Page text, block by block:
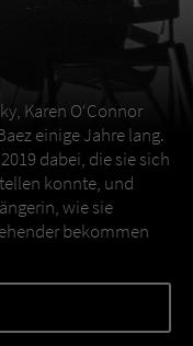
Karen O‘Connor
einige Jahre lang.
dabei, die sie sich
konnte, und
wie sie
bekommen